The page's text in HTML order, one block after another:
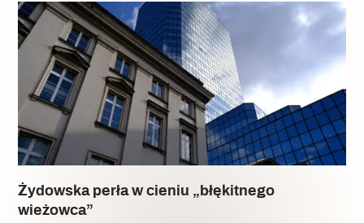
Wskazówki idą w dobrą stronę
Varia
Popularne
Memento dla modernizmu
Żydowska perła w cieniu „błękitnego
wieżowca”